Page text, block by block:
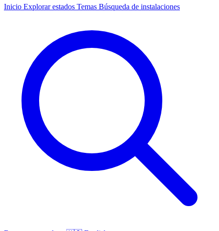
Inicio Explorar estados Temas Búsqueda de instalaciones